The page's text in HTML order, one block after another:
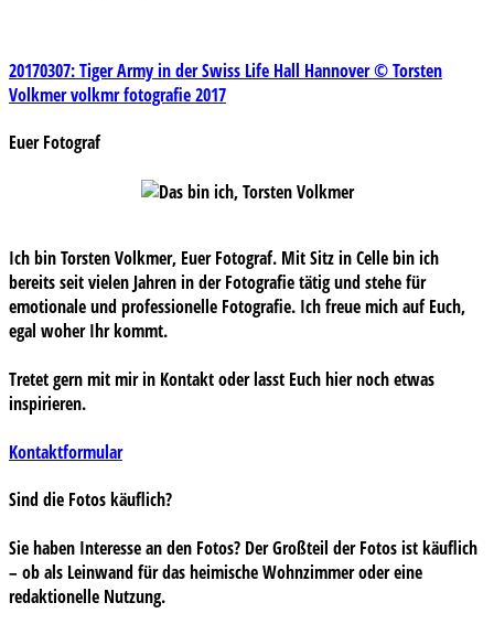
Beitragsnavigation
20170307: Tiger Army in der Swiss Life Hall Hannover © Torsten
Volkmer volkmr fotografie 2017
Euer Fotograf
Ich bin Torsten Volkmer, Euer Fotograf. Mit Sitz in Celle bin ich
bereits seit vielen Jahren in der Fotografie tätig und stehe für
emotionale und professionelle Fotografie. Ich freue mich auf Euch,
egal woher Ihr kommt.
Tretet gern mit mir in Kontakt oder lasst Euch hier noch etwas
inspirieren.
Kontaktformular
Sind die Fotos käuflich?
Sie haben Interesse an den Fotos? Der Großteil der Fotos ist käuflich
– ob als Leinwand für das heimische Wohnzimmer oder eine
redaktionelle Nutzung.